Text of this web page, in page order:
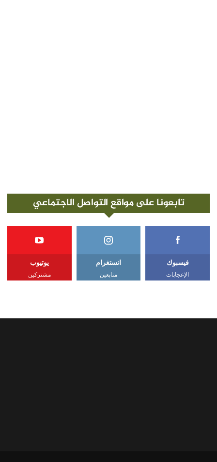
تابعونا على مواقع التواصل الاجتماعي
فيسبوك
الإعجابات
انستغرام
متابعين
يوتيوب
مشتركين